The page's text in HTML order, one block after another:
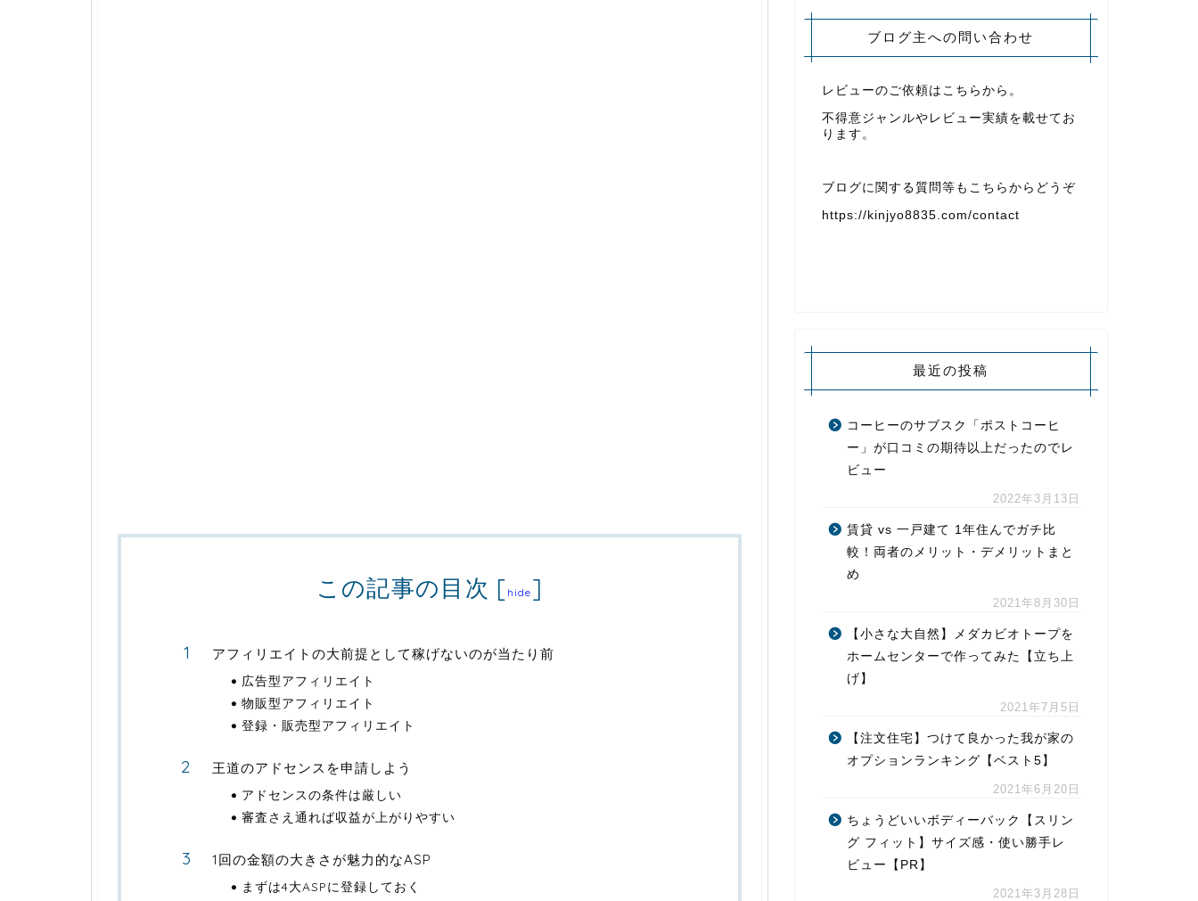
この記事の目次 [ hide ]
アフィリエイトの大前提として稼げないのが当たり前
広告型アフィリエイト
物販型アフィリエイト
登録・販売型アフィリエイト
王道のアドセンスを申請しよう
アドセンスの条件は厳しい
審査さえ通れば収益が上がりやすい
1回の金額の大きさが魅力的なASP
まずは4大ASPに登録しておく
ブログ主への問い合わせ
レビューのご依頼はこちらから。
不得意ジャンルやレビュー実績を載せてお
ります。
ブログに関する質問等もこちらからどうぞ
https://kinjyo8835.com/contact
最近の投稿
コーヒーのサブスク「ポストコーヒ
ー」が口コミの期待以上だったのでレ
ビュー
2022年3月13日
賃貸 vs 一戸建て 1年住んでガチ比
較！両者のメリット・デメリットまと
め
2021年8月30日
【小さな大自然】メダカビオトープを
ホームセンターで作ってみた【立ち上
げ】
2021年7月5日
【注文住宅】つけて良かった我が家の
オプションランキング【ベスト5】
2021年6月20日
ちょうどいいボディーバック【スリン
グ フィット】サイズ感・使い勝手レ
ビュー【PR】
2021年3月28日